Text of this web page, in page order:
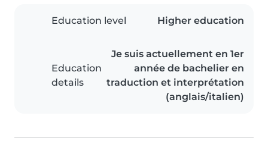
Education level Higher education
Education
details
Je suis actuellement en 1er
année de bachelier en
traduction et interprétation
(anglais/italien)